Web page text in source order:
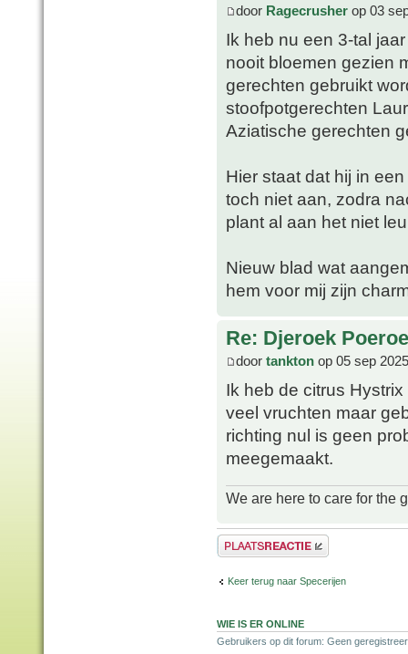
door Ragecrusher op 03
Ik heb nu een 3-tal
nooit bloemen gezien
gerechten gebruikt
stoofpotgerechten
Aziatische gerechten
Hier staat dat hij in
toch niet aan, zodra
plant al aan het niet
Nieuw blad wat
hem voor mij zijn
Re: Djeroek
door tankton op 05 sep
Ik heb de citrus
veel vruchten maar
richting nul is geen
meegemaakt.
We are here to care for the
Plaats een reactie
Keer terug naar Specerijen
WIE IS ER ONLINE
Gebruikers op dit forum: Geen